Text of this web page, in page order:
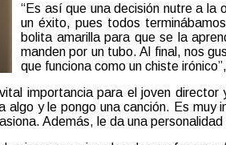
“Es así que una decisión nutre a la
un éxito, pues todos
bolita amarilla para que se la
manden por un tubo. Al final, nos
que funciona como un chiste
importancia para el joven
y le pongo una canción. Es
Además, le da una